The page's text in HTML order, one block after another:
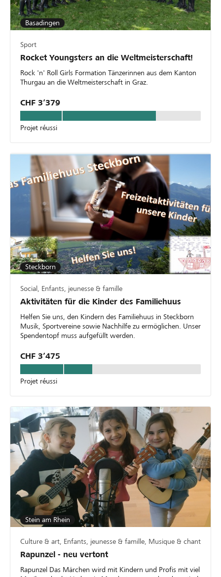
Basadingen
Sport
Rocket Youngsters an die Weltmeisterschaft!
Rock 'n' Roll Girls Formation Tänzerinnen aus dem Kanton
Thurgau an die Weltmeisterschaft in Graz.
CHF 3’379
Projet réussi
Steckborn
Social, Enfants, jeunesse & famille
Aktivitäten für die Kinder des Familiehuus
Helfen Sie uns, den Kindern des Familiehuus in Steckborn
Musik, Sportvereine sowie Nachhilfe zu ermöglichen. Unser
Spendentopf muss aufgefüllt werden.
CHF 3’475
Projet réussi
Stein am Rhein
Culture & art, Enfants, jeunesse & famille, Musique & chant
Rapunzel - neu vertont
Rapunzel Das Märchen wird mit Kindern und Profis mit viel